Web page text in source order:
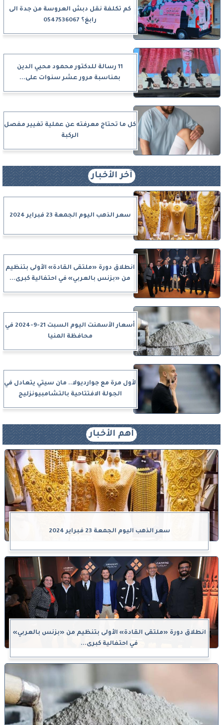
كم تكلفة نقل دبش العروسة من جدة الى
رابغ؟ 0547536067
11 رسالة للدكتور محمود محيي الدين
بمناسبة مرور عشر سنوات على...
كل ما تحتاج معرفته عن عملية تغيير مفصل
الركبة
آخر الأخبار
سعر الذهب اليوم الجمعة 23 فبراير 2024
انطلاق دورة «ملتقى القادة» الأولى بتنظيم
من «بزنس بالعربي» في احتفالية كبرى...
أسعار الأسمنت اليوم السبت 21-9-2024 في
محافظة المنيا
لأول مرة مع جوارديولا.. مان سيتي يتعادل في
الجولة الافتتاحية بالتشامبيونزليج
أهم الأخبار
سعر الذهب اليوم الجمعة 23 فبراير 2024
انطلاق دورة «ملتقى القادة» الأولى بتنظيم من «بزنس بالعربي»
في احتفالية كبرى...